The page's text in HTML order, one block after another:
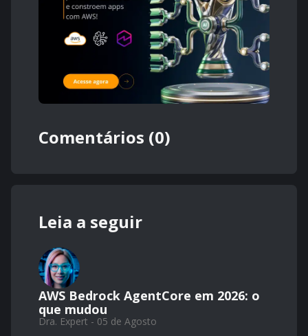
Comentários (0)
Leia a seguir
AWS Bedrock AgentCore em 2026: o
que mudou
Dra. Expert - 05 de Agosto